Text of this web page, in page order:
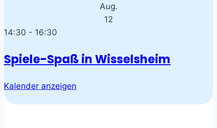
Aug.
12
14:30 - 16:30
Spiele-Spaß in Wisselsheim
Kalender anzeigen